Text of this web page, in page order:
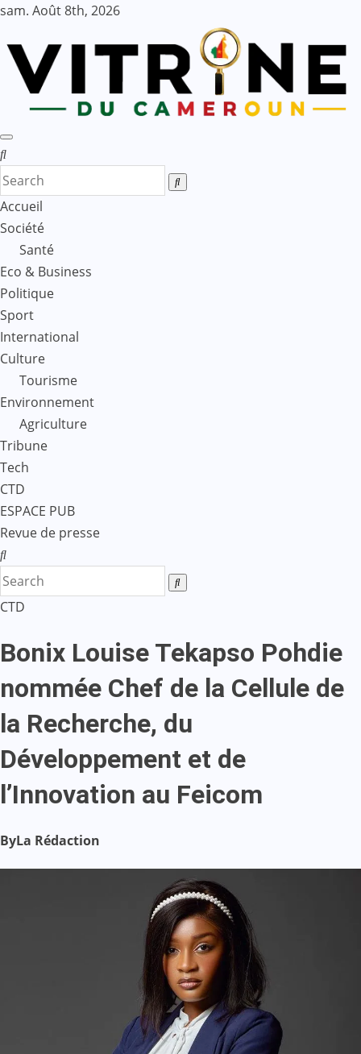
Skip
content
sam. Août 8th, 2026
Accueil
Société
Santé
Eco & Business
Politique
Sport
International
Culture
Tourisme
Environnement
Agriculture
Tribune
Tech
CTD
ESPACE PUB
Revue de presse
CTD
Bonix Louise Tekapso Pohdie
nommée Chef de la Cellule de
la Recherche, du
Développement et de
l’Innovation au Feicom
ByLa Rédaction